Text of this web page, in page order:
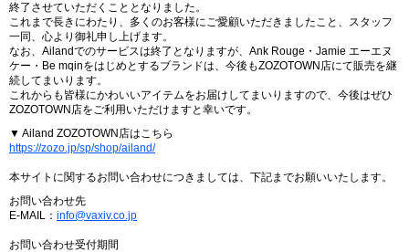
終了させていただくこととなりました。
これまで長きにわたり、多くのお客様にご愛顧いただきましたこと、スタッフ
一同、心より御礼申し上げます。
なお、Ailandでのサービスは終了となりますが、Ank Rouge・Jamie エーエヌ
ケー・Be mqinをはじめとするブランドは、今後もZOZOTOWN店にて販売を継
続してまいります。
これからも皆様にかわいいアイテムをお届けしてまいりますので、今後はぜひ
ZOZOTOWN店をご利用いただけますと幸いです。
▼ Ailand ZOZOTOWN店はこちら
https://zozo.jp/sp/shop/ailand/
本サイトに関するお問い合わせにつきましては、下記までお願いいたします。
お問い合わせ先
E-MAIL： info@vaxiv.co.jp
お問い合わせ受付期間